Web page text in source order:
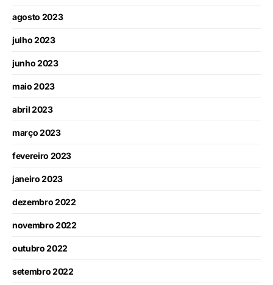
agosto 2023
julho 2023
junho 2023
maio 2023
abril 2023
março 2023
fevereiro 2023
janeiro 2023
dezembro 2022
novembro 2022
outubro 2022
setembro 2022